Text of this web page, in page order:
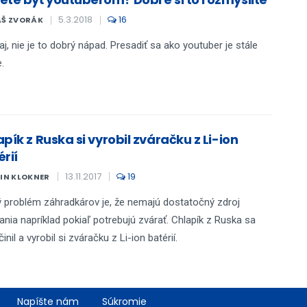
ZVORÁK 5.3.2018 16
nie je to dobrý nápad. Presadiť sa ako youtuber je stále
z Ruska si vyrobil zváračku z Li-ion
KLOKNER 13.11.2017 19
problém záhradkárov je, že nemajú dostatočný zdroj
napríklad pokiaľ potrebujú zvárať. Chlapík z Ruska sa
a vyrobil si zváračku z Li-ion batérií.
Napíšte nám Súkromie